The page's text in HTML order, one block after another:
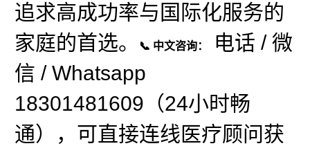
追求高成功率与国际化服务的
家庭的首选。
📞 中文咨询：
电话 / 微
信 / Whatsapp
18301481609（24小时畅
通），可直接连线医疗顾问获